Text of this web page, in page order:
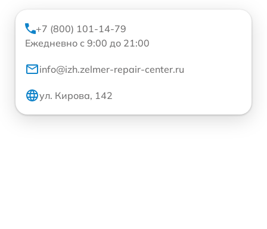
+7 (800) 101-14-79
Ежедневно с 9:00 до 21:00
info@izh.zelmer-repair-center.ru
ул. Кирова, 142